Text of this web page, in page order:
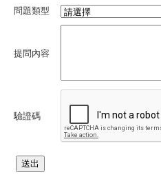
問題類型
提問內容
驗證碼